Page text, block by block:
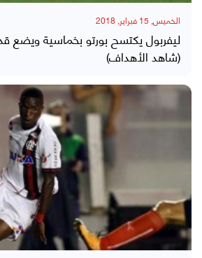
الخميس, 15 فبراير, 2018
ليفربول يكتسح بورتو بخماسية ويضع
(شاهد الأهداف)